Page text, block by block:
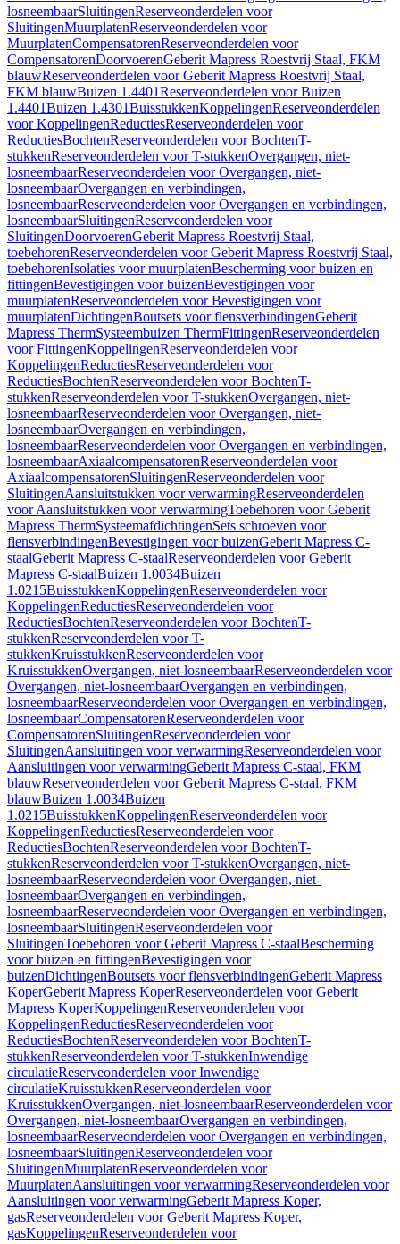
losneembaarSluitingenReserveonderdelen voor
SluitingenMuurplatenReserveonderdelen voor
MuurplatenCompensatorenReserveonderdelen voor
CompensatorenDoorvoerenGeberit Mapress Roestvrij Staal, FKM
blauwReserveonderdelen voor Geberit Mapress Roestvrij Staal,
FKM blauwBuizen 1.4401Reserveonderdelen voor Buizen
1.4401Buizen 1.4301BuisstukkenKoppelingenReserveonderdelen
voor KoppelingenReductiesReserveonderdelen voor
ReductiesBochtenReserveonderdelen voor BochtenT-
stukkenReserveonderdelen voor T-stukkenOvergangen, niet-
losneembaarReserveonderdelen voor Overgangen, niet-
losneembaarOvergangen en verbindingen,
losneembaarReserveonderdelen voor Overgangen en verbindingen,
losneembaarSluitingenReserveonderdelen voor
SluitingenDoorvoerenGeberit Mapress Roestvrij Staal,
toebehorenReserveonderdelen voor Geberit Mapress Roestvrij Staal,
toebehorenIsolaties voor muurplatenBescherming voor buizen en
fittingenBevestigingen voor buizenBevestigingen voor
muurplatenReserveonderdelen voor Bevestigingen voor
muurplatenDichtingenBoutsets voor flensverbindingenGeberit
Mapress ThermSysteembuizen ThermFittingenReserveonderdelen
voor FittingenKoppelingenReserveonderdelen voor
KoppelingenReductiesReserveonderdelen voor
ReductiesBochtenReserveonderdelen voor BochtenT-
stukkenReserveonderdelen voor T-stukkenOvergangen, niet-
losneembaarReserveonderdelen voor Overgangen, niet-
losneembaarOvergangen en verbindingen,
losneembaarReserveonderdelen voor Overgangen en verbindingen,
losneembaarAxiaalcompensatorenReserveonderdelen voor
AxiaalcompensatorenSluitingenReserveonderdelen voor
SluitingenAansluitstukken voor verwarmingReserveonderdelen
voor Aansluitstukken voor verwarmingToebehoren voor Geberit
Mapress ThermSysteemafdichtingenSets schroeven voor
flensverbindingenBevestigingen voor buizenGeberit Mapress C-
staalGeberit Mapress C-staalReserveonderdelen voor Geberit
Mapress C-staalBuizen 1.0034Buizen
1.0215BuisstukkenKoppelingenReserveonderdelen voor
KoppelingenReductiesReserveonderdelen voor
ReductiesBochtenReserveonderdelen voor BochtenT-
stukkenReserveonderdelen voor T-
stukkenKruisstukkenReserveonderdelen voor
KruisstukkenOvergangen, niet-losneembaarReserveonderdelen voor
Overgangen, niet-losneembaarOvergangen en verbindingen,
losneembaarReserveonderdelen voor Overgangen en verbindingen,
losneembaarCompensatorenReserveonderdelen voor
CompensatorenSluitingenReserveonderdelen voor
SluitingenAansluitingen voor verwarmingReserveonderdelen voor
Aansluitingen voor verwarmingGeberit Mapress C-staal, FKM
blauwReserveonderdelen voor Geberit Mapress C-staal, FKM
blauwBuizen 1.0034Buizen
1.0215BuisstukkenKoppelingenReserveonderdelen voor
KoppelingenReductiesReserveonderdelen voor
ReductiesBochtenReserveonderdelen voor BochtenT-
stukkenReserveonderdelen voor T-stukkenOvergangen, niet-
losneembaarReserveonderdelen voor Overgangen, niet-
losneembaarOvergangen en verbindingen,
losneembaarReserveonderdelen voor Overgangen en verbindingen,
losneembaarSluitingenReserveonderdelen voor
SluitingenToebehoren voor Geberit Mapress C-staalBescherming
voor buizen en fittingenBevestigingen voor
buizenDichtingenBoutsets voor flensverbindingenGeberit Mapress
KoperGeberit Mapress KoperReserveonderdelen voor Geberit
Mapress KoperKoppelingenReserveonderdelen voor
KoppelingenReductiesReserveonderdelen voor
ReductiesBochtenReserveonderdelen voor BochtenT-
stukkenReserveonderdelen voor T-stukkenInwendige
circulatieReserveonderdelen voor Inwendige
circulatieKruisstukkenReserveonderdelen voor
KruisstukkenOvergangen, niet-losneembaarReserveonderdelen voor
Overgangen, niet-losneembaarOvergangen en verbindingen,
losneembaarReserveonderdelen voor Overgangen en verbindingen,
losneembaarSluitingenReserveonderdelen voor
SluitingenMuurplatenReserveonderdelen voor
MuurplatenAansluitingen voor verwarmingReserveonderdelen voor
Aansluitingen voor verwarmingGeberit Mapress Koper,
gasReserveonderdelen voor Geberit Mapress Koper,
gasKoppelingenReserveonderdelen voor